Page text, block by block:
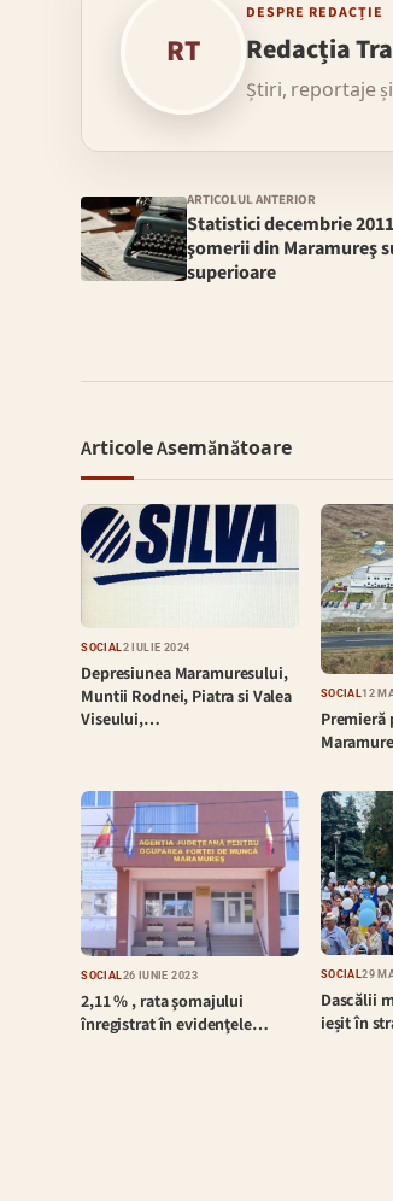
RT
DESPRE REDACȚIE
Redacția
Știri, reportaje
ARTICOLUL ANTERIOR
Statistici decembrie
şomerii din Maramureş
superioare
Articole Asemănătoare
SOCIAL2 IULIE 2024
Depresiunea Maramuresului,
Muntii Rodnei, Piatra si Valea
Viseului,…
SOCIAL12
Premieră
SOCIAL26 IUNIE 2023
2,11 % , rata şomajului
înregistrat în evidenţele…
SOCIAL29
Dascălii
ieșit în